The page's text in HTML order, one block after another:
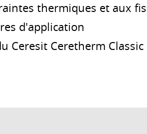
thermiques et aux
d'application
Ceresit Ceretherm Classic